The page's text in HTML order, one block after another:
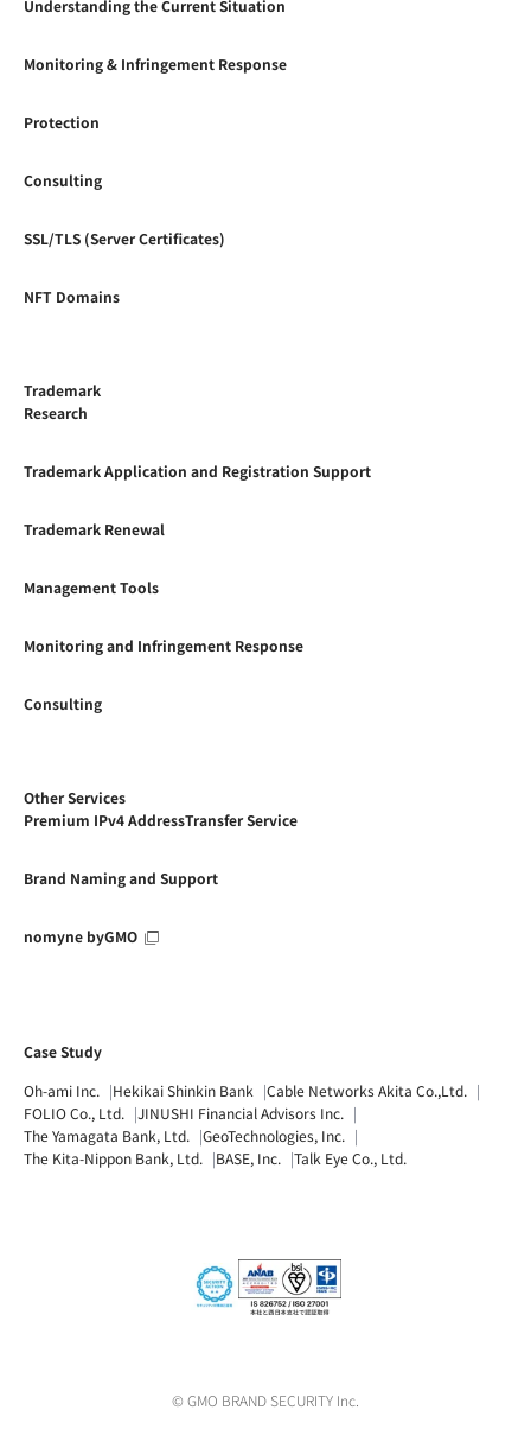
Understanding the Current Situation
Monitoring & Infringement Response
Protection
Consulting
SSL/TLS (Server Certificates)
NFT Domains
Trademark
Research
Trademark Application and Registration Support
Trademark Renewal
Management Tools
Monitoring and Infringement Response
Consulting
Other Services
Premium IPv4 AddressTransfer Service
Brand Naming and Support
nomyne byGMO
Case Study
Oh-ami Inc.
Hekikai Shinkin Bank
Cable Networks Akita Co.,Ltd.
FOLIO Co., Ltd.
JINUSHI Financial Advisors Inc.
The Yamagata Bank, Ltd.
GeoTechnologies, Inc.
The Kita-Nippon Bank, Ltd.
BASE, Inc. Talk Eye Co., Ltd.
© GMO BRAND SECURITY Inc.